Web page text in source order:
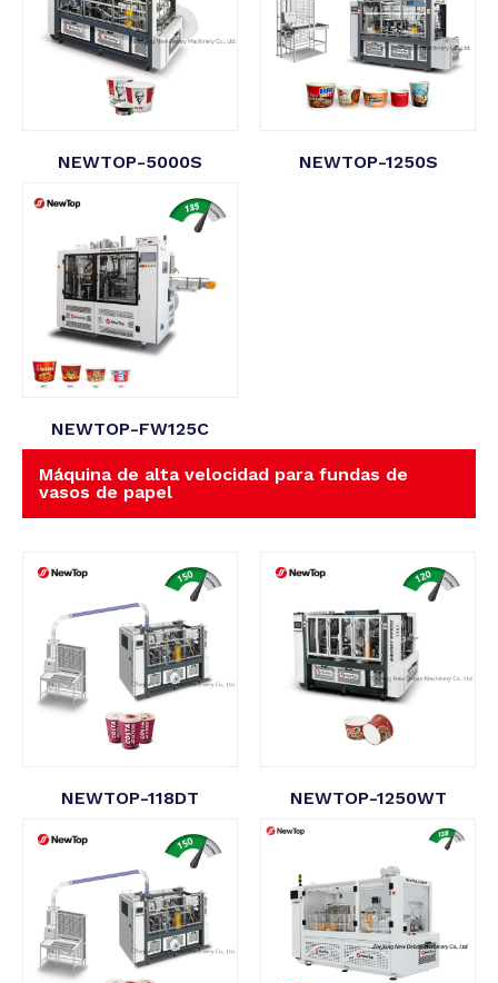
NEWTOP-5000S NEWTOP-1250S
NEWTOP-FW125C
Máquina de alta velocidad para fundas de
vasos de papel
NEWTOP-118DT NEWTOP-1250WT